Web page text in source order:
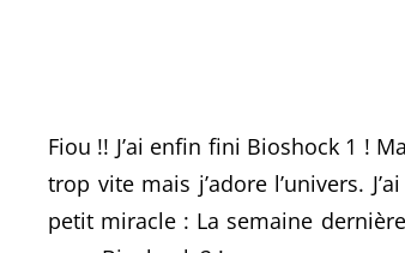
Fiou !! J’ai enfin fini Bioshock 1 !
trop vite mais j’adore l’univers.
petit miracle : La semaine